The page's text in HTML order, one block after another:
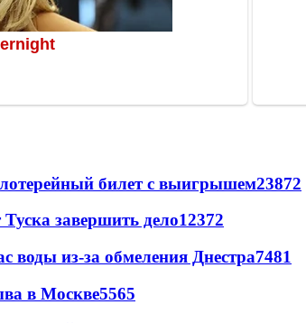
билет с выигрышем23872
завершить дело12372
воды из-за обмеления Днестра7481
в Москве5565